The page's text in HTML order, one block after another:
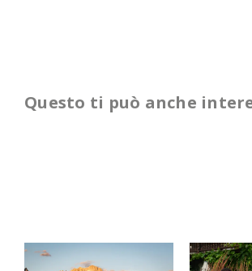
Questo ti può anche